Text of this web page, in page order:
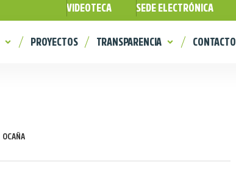
VIDEOTECA SEDE ELECTRÓNICA
PROYECTOS TRANSPARENCIA CONTACTO
OCAÑA